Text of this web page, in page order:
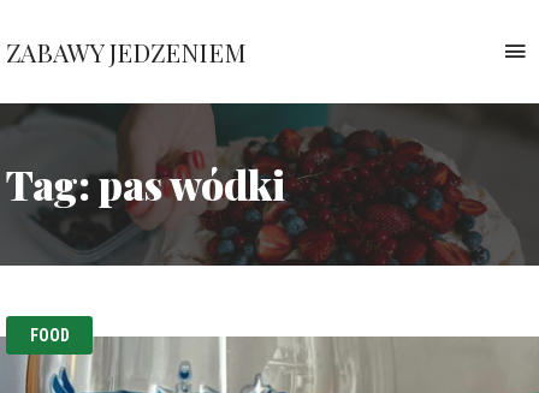
ZABAWY JEDZENIEM
Nawrockiej
Tag:pas wódki
FOOD